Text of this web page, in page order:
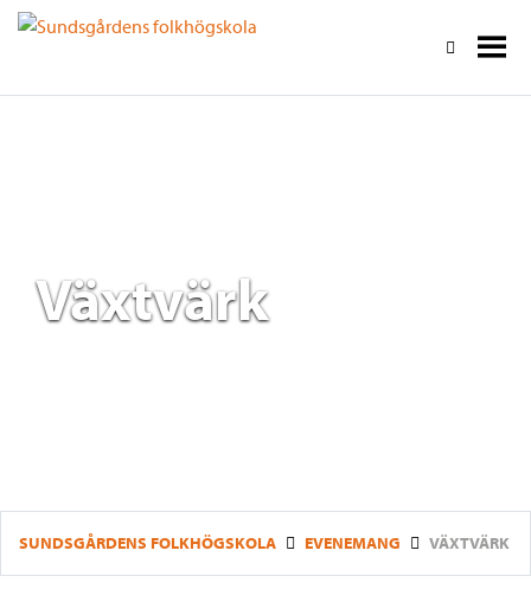
Växtvärk
SUNDSGÅRDENS FOLKHÖGSKOLA EVENEMANG VÄXTVÄRK